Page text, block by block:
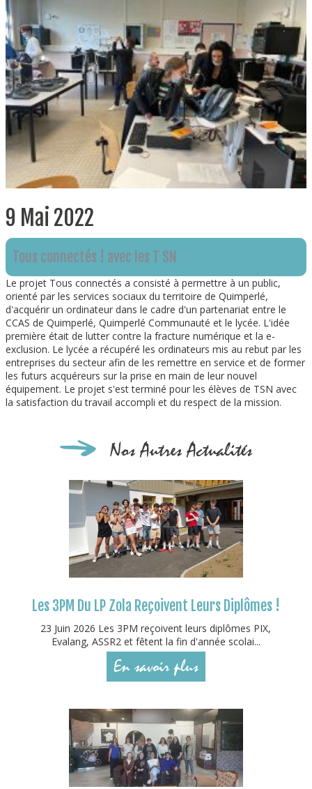
9 Mai 2022
Tous connectés ! avec les T SN
Le projet Tous connectés a consisté à permettre à un public,
orienté par les services sociaux du territoire de Quimperlé,
d'acquérir un ordinateur dans le cadre d'un partenariat entre le
CCAS de Quimperlé, Quimperlé Communauté et le lycée. L'idée
première était de lutter contre la fracture numérique et la e-
exclusion. Le lycée a récupéré les ordinateurs mis au rebut par les
entreprises du secteur afin de les remettre en service et de former
les futurs acquéreurs sur la prise en main de leur nouvel
équipement. Le projet s'est terminé pour les élèves de TSN avec
la satisfaction du travail accompli et du respect de la mission.
Nos Autres Actualités
Les 3PM Du LP Zola Reçoivent Leurs Diplômes !
23 Juin 2026 Les 3PM reçoivent leurs diplômes PIX,
Evalang, ASSR2 et fêtent la fin d'année scolai...
En savoir plus